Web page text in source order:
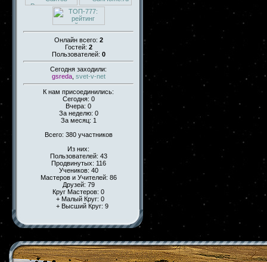
Онлайн всего: 2
Гостей: 2
Пользователей: 0
Сегодня заходили:
gsreda, svet-v-net
К нам присоединились:
Сегодня: 0
Вчера: 0
За неделю: 0
За месяц: 1
Всего: 380 участников
Из них:
Пользователей: 43
Продвинутых: 116
Учеников: 40
Мастеров и Учителей: 86
Друзей: 79
Круг Мастеров: 0
+ Малый Круг: 0
+ Высший Круг: 9